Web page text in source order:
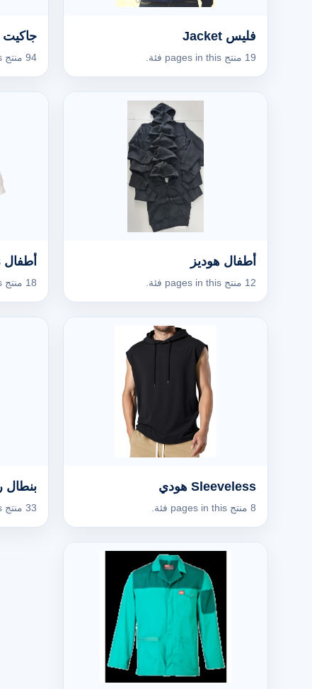
فليس Jacket
19 منتج pages in this فئة. 94 منتج pages in this فئة.
أطفال هوديز
12 منتج pages in this فئة.
أطفال Sweatshirts
18 منتج pages in this فئة.
Sleeveless هودي
8 منتج pages in this فئة.
بنطال
33 منتج pages in this فئة.